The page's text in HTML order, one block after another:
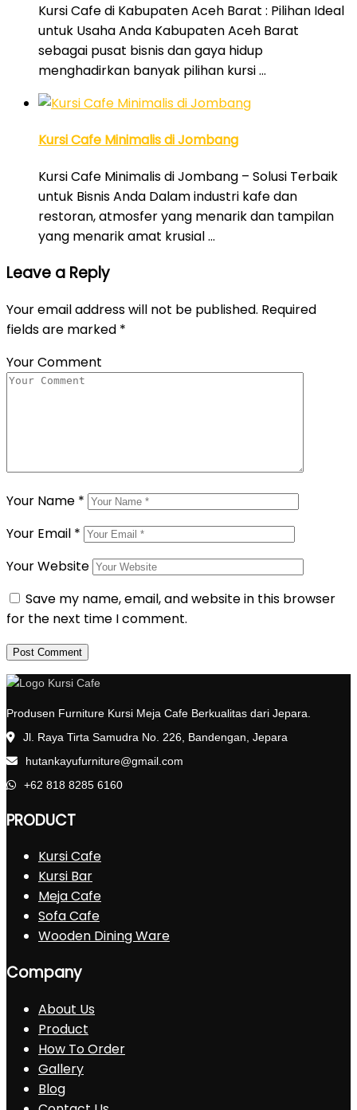
Kursi Cafe di Kabupaten Aceh Barat : Pilihan Ideal
untuk Usaha Anda Kabupaten Aceh Barat
sebagai pusat bisnis dan gaya hidup
menghadirkan banyak pilihan kursi …
Kursi Cafe Minimalis di Jombang
Kursi Cafe Minimalis di Jombang – Solusi Terbaik
untuk Bisnis Anda Dalam industri kafe dan
restoran, atmosfer yang menarik dan tampilan
yang menarik amat krusial …
Leave a Reply
Your email address will not be published. Required
fields are marked *
Your Comment
Your Name *
Your Email *
Your Website
Save my name, email, and website in this browser
for the next time I comment.
Produsen Furniture Kursi Meja Cafe Berkualitas dari Jepara.
Jl. Raya Tirta Samudra No. 226, Bandengan, Jepara
hutankayufurniture@gmail.com
+62 818 8285 6160
PRODUCT
Kursi Cafe
Kursi Bar
Meja Cafe
Sofa Cafe
Wooden Dining Ware
Company
About Us
Product
How To Order
Gallery
Blog